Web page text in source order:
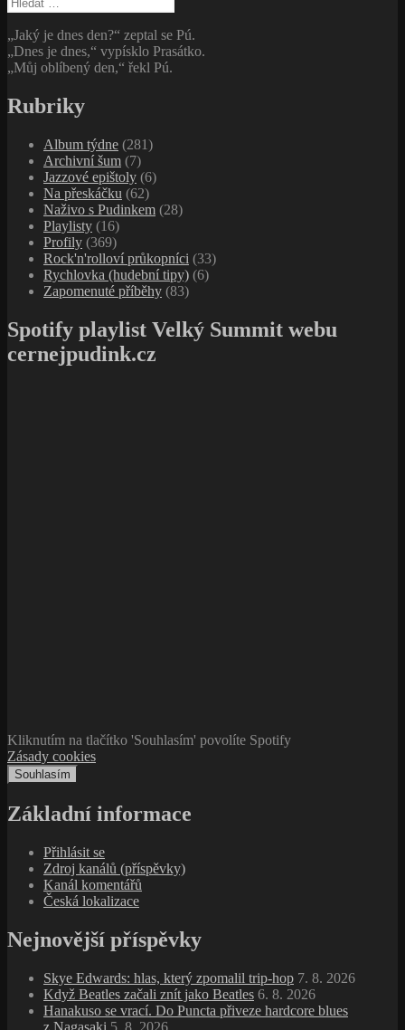
„Jaký je dnes den?“ zeptal se Pú.
„Dnes je dnes,“ vypísklo Prasátko.
„Můj oblíbený den,“ řekl Pú.
Rubriky
Album týdne (281)
Archivní šum (7)
Jazzové epištoly (6)
Na přeskáčku (62)
Naživo s Pudinkem (28)
Playlisty (16)
Profily (369)
Rock'n'rolloví průkopníci (33)
Rychlovka (hudební tipy) (6)
Zapomenuté příběhy (83)
Spotify playlist Velký Summit webu
cernejpudink.cz
Kliknutím na tlačítko 'Souhlasím' povolíte Spotify
Zásady cookies
Souhlasím
Základní informace
Přihlásit se
Zdroj kanálů (příspěvky)
Kanál komentářů
Česká lokalizace
Nejnovější příspěvky
Skye Edwards: hlas, který zpomalil trip‑hop 7. 8. 2026
Když Beatles začali znít jako Beatles 6. 8. 2026
Hanakuso se vrací. Do Puncta přiveze hardcore blues
z Nagasaki 5. 8. 2026